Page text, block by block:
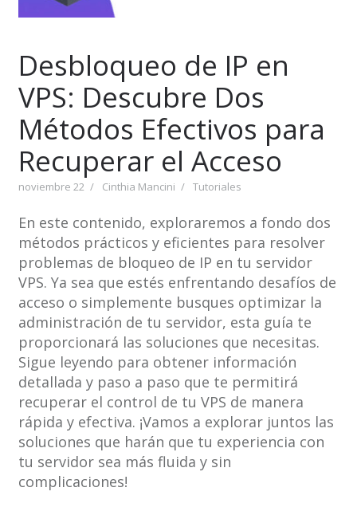
Desbloqueo de IP en
VPS: Descubre Dos
Métodos Efectivos para
Recuperar el Acceso
noviembre 22 Cinthia Mancini Tutoriales
En este contenido, exploraremos a fondo dos
métodos prácticos y eficientes para resolver
problemas de bloqueo de IP en tu servidor
VPS. Ya sea que estés enfrentando desafíos de
acceso o simplemente busques optimizar la
administración de tu servidor, esta guía te
proporcionará las soluciones que necesitas.
Sigue leyendo para obtener información
detallada y paso a paso que te permitirá
recuperar el control de tu VPS de manera
rápida y efectiva. ¡Vamos a explorar juntos las
soluciones que harán que tu experiencia con
tu servidor sea más fluida y sin
complicaciones!